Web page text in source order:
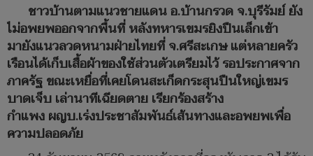
ชาวบ้านตามแนวชายแดน อ.บ้านกรวด จ.บุรีรัมย์ ยัง
ไม่อพยพออกจากพื้นที่ หลังทหารเขมรยิงปืนเล็กเข้า
มายังแนวลวดหนามฝ่ายไทยที่ จ.ศรีสะเกษ แต่หลายครัว
เรือนได้เก็บเสื้อผ้าของใช้ส่วนตัวเตรียมไว้ รอประกาศจาก
ภาครัฐ ขณะเหยื่อที่เคยโดนสะเก็ดกระสุนปืนใหญ่เขมร
บาดเจ็บ เล่านาทีเฉียดตาย เรียกร้องสร้าง
กำแพง ผญบ.เร่งประชาสัมพันธ์เส้นทางและอพยพเพื่อ
ความปลอดภัย